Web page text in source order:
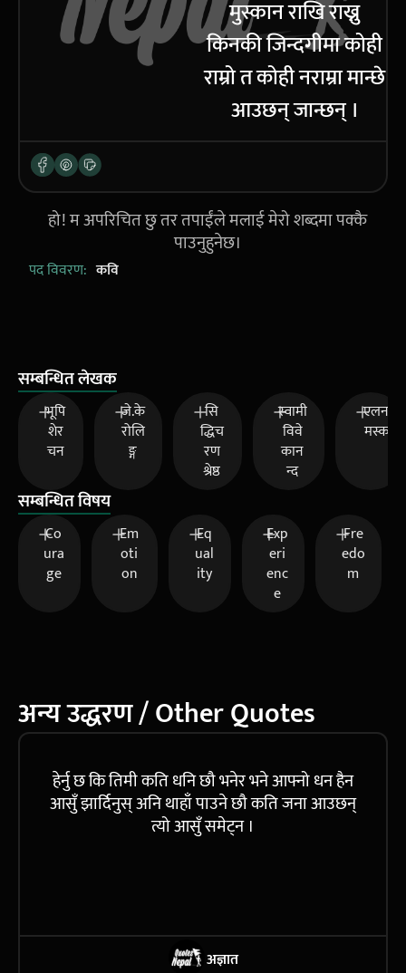
मुस्कान राखि राख्नु
किनकी जिन्दगीमा कोही
राम्रो त कोही नराम्रा मान्छे
आउछन् जान्छन् ।
हो! म अपरिचित छु तर तपाईंले मलाई मेरो शब्दमा पक्कै
पाउनुहुनेछ।
पद विवरण: कवि
सम्बन्धित लेखक
भूपि
शेर
चन
जे.के
रोलि
ङ्ग
सि
द्धिच
रण
श्रेष्ठ
स्वामी
विवे
कान
न्द
एलन
मस्क
सम्बन्धित विषय
Co
ura
ge
Em
oti
on
Eq
ual
ity
Exp
eri
enc
e
Fre
edo
m
अन्य उद्धरण / Other Quotes
हेर्नु छ कि तिमी कति धनि छौ भनेर भने आफ्नो धन हैन
आसुँ झार्दिनुस् अनि थाहाँ पाउने छौ कति जना आउछन्
त्यो आसुँ समेट्न ।
अज्ञात